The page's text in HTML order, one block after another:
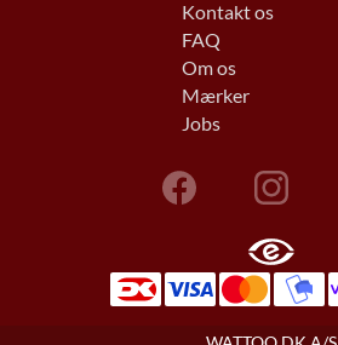
Kontakt os
FAQ
Om os
Mærker
Jobs